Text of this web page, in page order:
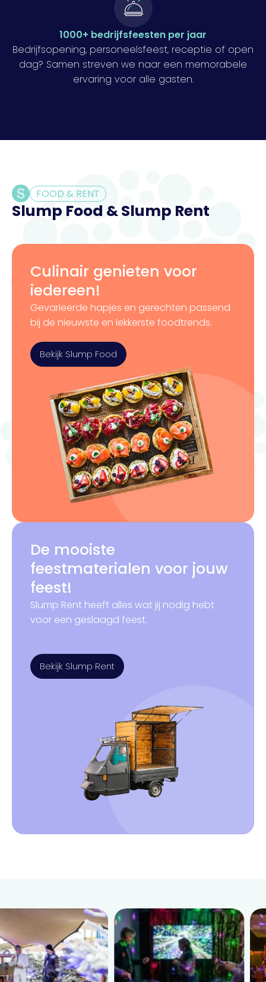
1000+ bedrijfsfeesten per jaar
Bedrijfsopening, personeelsfeest, receptie of open
dag? Samen streven we naar een memorabele
ervaring voor alle gasten.
FOOD & RENT
Slump Food & Slump Rent
Culinair genieten voor
iedereen!
Gevarieerde hapjes en gerechten passend
bij de nieuwste en lekkerste foodtrends.
Bekijk Slump Food
De mooiste
feestmaterialen voor jouw
feest!
Slump Rent heeft alles wat jij nodig hebt
voor een geslaagd feest.
Bekijk Slump Rent